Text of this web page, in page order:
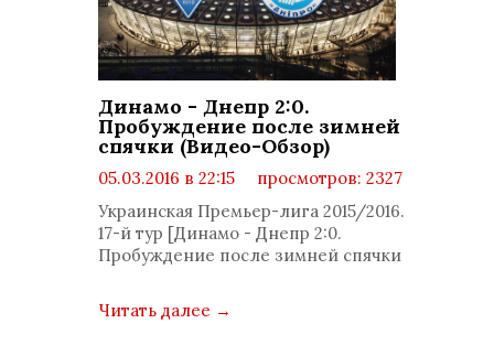
Динамо - Днепр 2:0.
Пробуждение после зимней
спячки (Видео-Обзор)
05.03.2016 в 22:15
просмотров: 2327
комментариев: 0
Украинская Премьер-лига 2015/2016.
17-й тур [Динамо - Днепр 2:0.
Пробуждение после зимней спячки
Читать далее →